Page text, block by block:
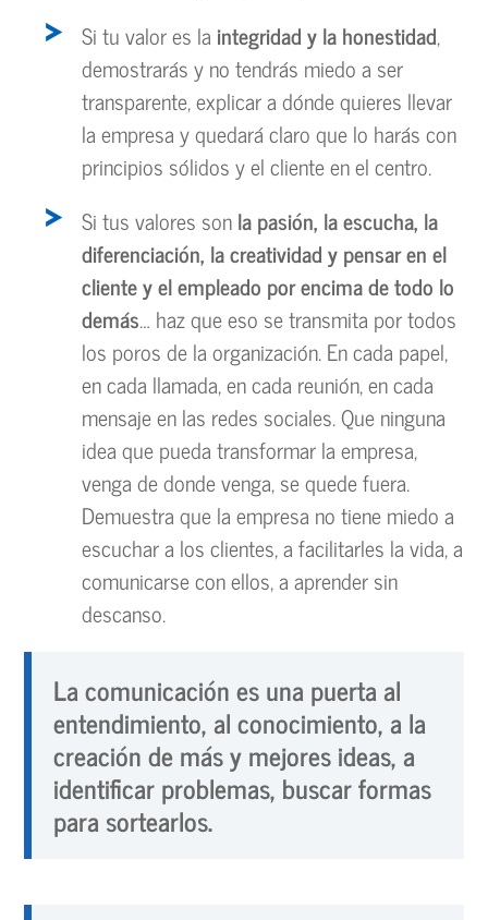
Si tu valor es la integridad y la honestidad,
demostrarás y no tendrás miedo a ser
transparente, explicar a dónde quieres llevar
la empresa y quedará claro que lo harás con
principios sólidos y el cliente en el centro.
Si tus valores sonla pasión, la escucha, la
diferenciación, la creatividad y pensar en el
cliente y el empleado por encima de todo lo
demás… haz que eso se transmita por todos
los poros de la organización. En cada papel,
en cada llamada, en cada reunión, en cada
mensaje en las redes sociales. Que ninguna
idea que pueda transformar la empresa,
venga de donde venga, se quede fuera.
Demuestra que la empresa no tiene miedo a
escuchar a los clientes, a facilitarles la vida, a
comunicarse con ellos, a aprender sin
descanso.
La comunicación es una puerta al
entendimiento, al conocimiento, a la
creación de más y mejores ideas, a
identificar problemas, buscar formas
para sortearlos.